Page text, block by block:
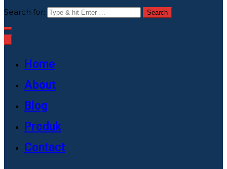
Search for:
Home
About
Blog
Produk
Contact